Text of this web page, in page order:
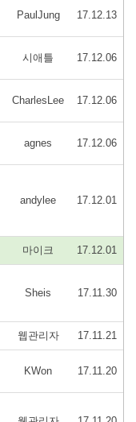
PaulJung 17.12.13
시애틀 17.12.06
CharlesLee 17.12.06
agnes 17.12.06
andylee 17.12.01
마이크 17.12.01
Sheis 17.11.30
웹관리자 17.11.21
KWon 17.11.20